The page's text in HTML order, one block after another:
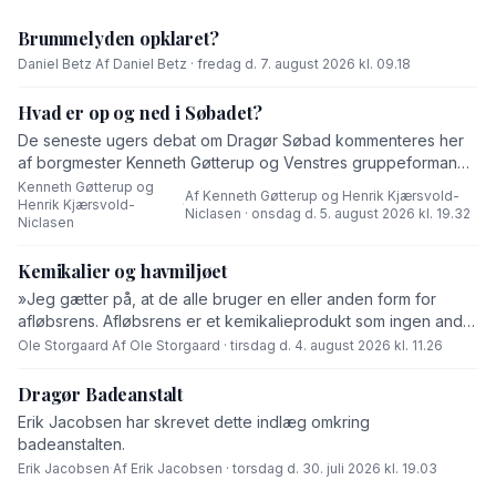
Brummelyden opklaret?
Daniel Betz·Af Daniel Betz · fredag d. 7. august 2026 kl. 09.18
Hvad er op og ned i Søbadet?
De seneste ugers debat om Dragør Søbad kommenteres her
af borgmester Kenneth Gøtterup og Venstres gruppeformand
Henrik Kjærsvold-Niclasen.
Kenneth Gøtterup og
Henrik Kjærsvold-
Niclasen
·
Af Kenneth Gøtterup og Henrik Kjærsvold-
Niclasen · onsdag d. 5. august 2026 kl. 19.32
Kemikalier og havmiljøet
»Jeg gætter på, at de alle bruger en eller anden form for
afløbsrens. Afløbsrens er et kemikalieprodukt som ingen andre
end fabrikanten ved hvad består af,« skriver Ole Storgaard i
Ole Storgaard·Af Ole Storgaard · tirsdag d. 4. august 2026 kl. 11.26
Dragør Badeanstalt
Erik Jacobsen har skrevet dette indlæg omkring
badeanstalten.
Erik Jacobsen·Af Erik Jacobsen · torsdag d. 30. juli 2026 kl. 19.03